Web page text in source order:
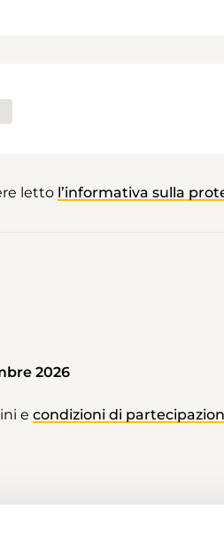
letto l’informativa sulla
2026
e condizioni di